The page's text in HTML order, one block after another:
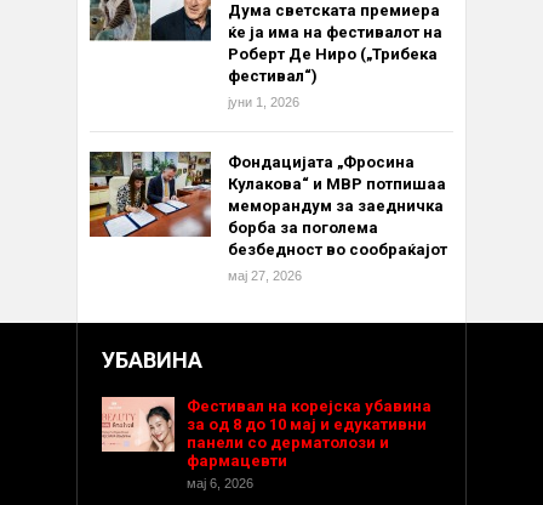
Дума светската премиера
ќе ја има на фестивалот на
Роберт Де Ниро („Трибека
фестивал“)
јуни 1, 2026
Фондацијата „Фросина
Кулакова“ и МВР потпишаа
меморандум за заедничка
борба за поголема
безбедност во сообраќајот
мај 27, 2026
УБАВИНА
Фестивал на корејска убавина
за од 8 до 10 мај и едукативни
панели со дерматолози и
фармацевти
мај 6, 2026